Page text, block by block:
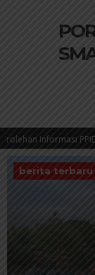
PPID CERDAS
diwebsite PPID
berita terbaru